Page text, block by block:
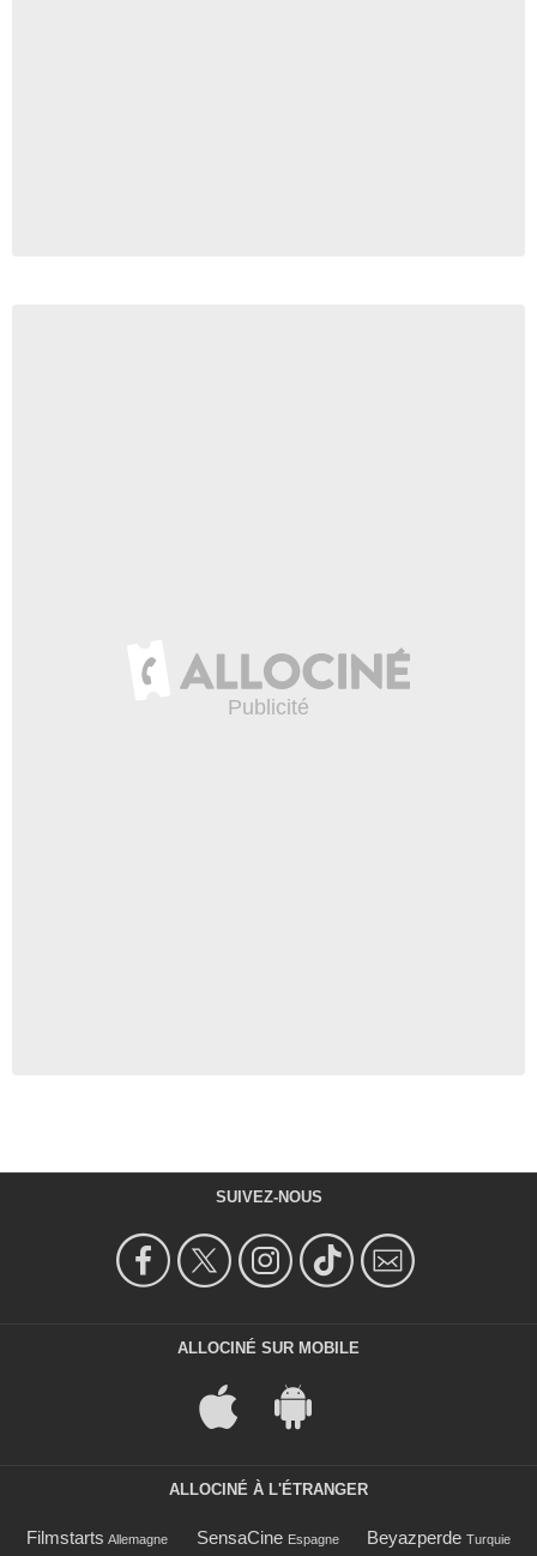
SUIVEZ-NOUS
ALLOCINÉ SUR MOBILE
ALLOCINÉ À L'ÉTRANGER
Filmstarts Allemagne SensaCine Espagne Beyazperde Turquie